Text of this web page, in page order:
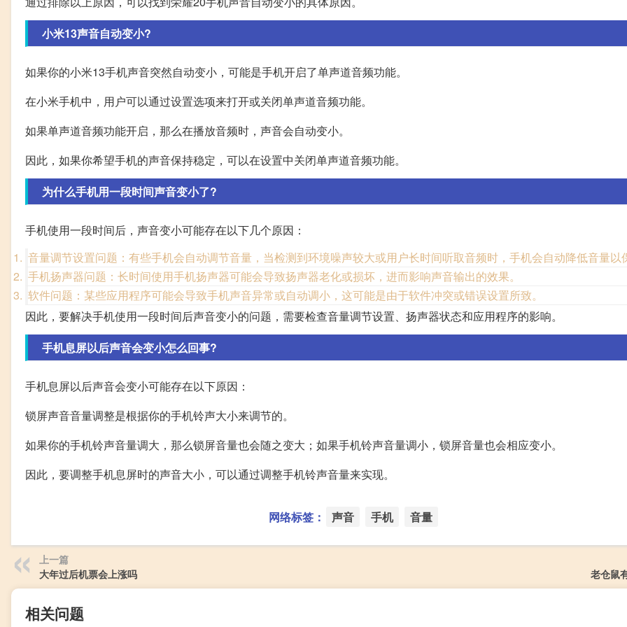
小米13声音自动变小?
如果你的小米13手机声音突然自动变小，可能是手机开启了单声道音频功能。
在小米手机中，用户可以通过设置选项来打开或关闭单声道音频功能。
如果单声道音频功能开启，那么在播放音频时，声音会自动变小。
因此，如果你希望手机的声音保持稳定，可以在设置中关闭单声道音频功能。
为什么手机用一段时间声音变小了?
手机使用一段时间后，声音变小可能存在以下几个原因：
音量调节设置问题：有些手机会自动调节音量，当检测到环境噪声较大或用户长时间听取音频时，手机会自动降低音量以
手机扬声器问题：长时间使用手机扬声器可能会导致扬声器老化或损坏，进而影响声音输出的效果。
软件问题：某些应用程序可能会导致手机声音异常或自动调小，这可能是由于软件冲突或错误设置所致。
因此，要解决手机使用一段时间后声音变小的问题，需要检查音量调节设置、扬声器状态和应用程序的影响。
手机息屏以后声音会变小怎么回事?
手机息屏以后声音会变小可能存在以下原因：
锁屏声音音量调整是根据你的手机铃声大小来调节的。
如果你的手机铃声音量调大，那么锁屏音量也会随之变大；如果手机铃声音量调小，锁屏音量也会相应变小。
因此，要调整手机息屏时的声音大小，可以通过调整手机铃声音量来实现。
网络标签： 声音 手机 音量
上一篇
大年过后机票会上涨吗
老仓鼠
相关问题